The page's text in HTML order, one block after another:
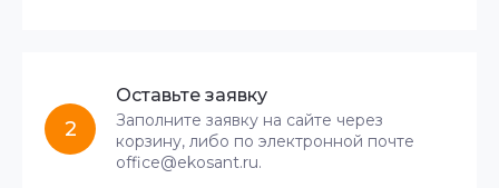
2
Оставьте заявку
Заполните заявку на сайте через
корзину, либо по электронной почте
office@ekosant.ru.